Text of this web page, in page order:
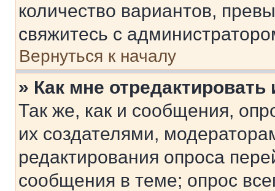
количество вариантов,
свяжитесь с
Вернуться к началу
» Как мне
Так же, как и сообщения,
их создателями,
редактирования опроса
сообщения в теме; опрос